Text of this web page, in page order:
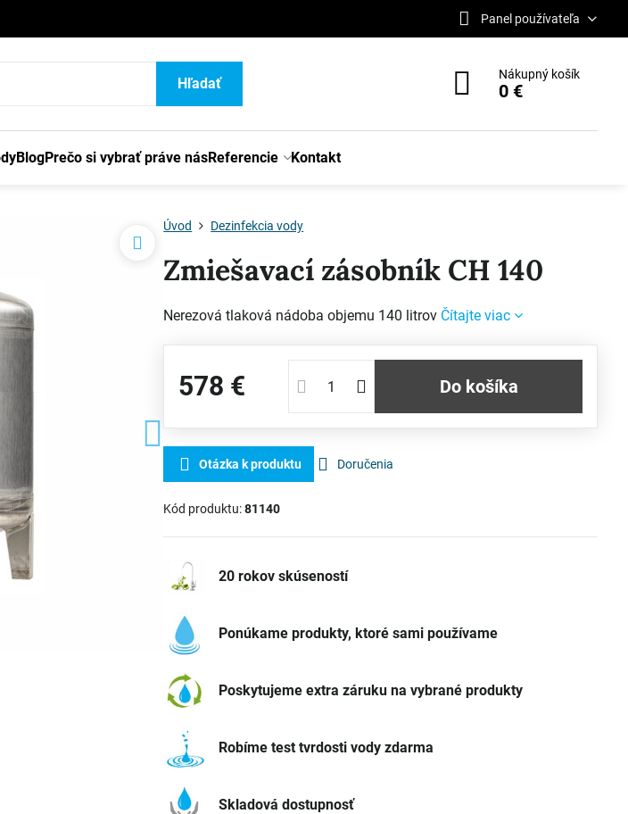
Panel používateľa
Hľadať
Nákupný košík
0 €
BlogPrečo si vybrať práve násReferencie Kontakt
Úvod Dezinfekcia vody
Zmiešavací zásobník CH 140
Nerezová tlaková nádoba objemu 140 litrov Čítajte viac
578 € Do košíka
Otázka k produktu Doručenia
Kód produktu:81140
20 rokov skúseností
Ponúkame produkty, ktoré sami používame
Poskytujeme extra záruku na vybrané produkty
Robíme test tvrdosti vody zdarma
Skladová dostupnosť